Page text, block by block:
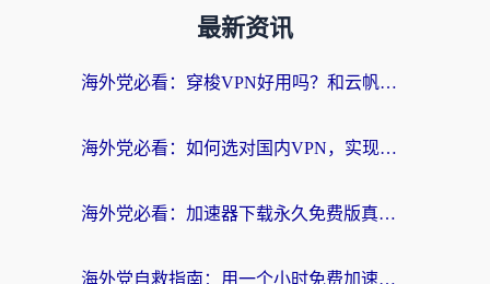
最新资讯
海外党必看：穿梭VPN好用吗？和云帆VPN对比哪个回国效果更好？附真实测评+避坑指南
海外党必看：如何选对国内VPN，实现无缝访问国内资源？
海外党必看：加速器下载永久免费版真的存在吗？教你无缝访问国内资源的正确姿势
海外党自救指南：用一个小时免费加速器，轻松打破国内资源访问壁垒？